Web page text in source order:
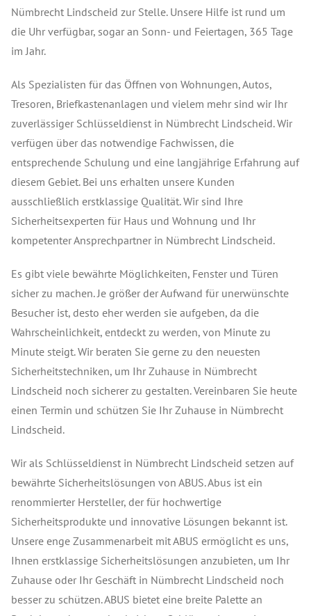
Nümbrecht Lindscheid zur Stelle. Unsere Hilfe ist rund um
die Uhr verfügbar, sogar an Sonn- und Feiertagen, 365 Tage
im Jahr.
Als Spezialisten für das Öffnen von Wohnungen, Autos,
Tresoren, Briefkastenanlagen und vielem mehr sind wir Ihr
zuverlässiger Schlüsseldienst in Nümbrecht Lindscheid. Wir
verfügen über das notwendige Fachwissen, die
entsprechende Schulung und eine langjährige Erfahrung auf
diesem Gebiet. Bei uns erhalten unsere Kunden
ausschließlich erstklassige Qualität. Wir sind Ihre
Sicherheitsexperten für Haus und Wohnung und Ihr
kompetenter Ansprechpartner in Nümbrecht Lindscheid.
Es gibt viele bewährte Möglichkeiten, Fenster und Türen
sicher zu machen. Je größer der Aufwand für unerwünschte
Besucher ist, desto eher werden sie aufgeben, da die
Wahrscheinlichkeit, entdeckt zu werden, von Minute zu
Minute steigt. Wir beraten Sie gerne zu den neuesten
Sicherheitstechniken, um Ihr Zuhause in Nümbrecht
Lindscheid noch sicherer zu gestalten. Vereinbaren Sie heute
einen Termin und schützen Sie Ihr Zuhause in Nümbrecht
Lindscheid.
Wir als Schlüsseldienst in Nümbrecht Lindscheid setzen auf
bewährte Sicherheitslösungen von ABUS. Abus ist ein
renommierter Hersteller, der für hochwertige
Sicherheitsprodukte und innovative Lösungen bekannt ist.
Unsere enge Zusammenarbeit mit ABUS ermöglicht es uns,
Ihnen erstklassige Sicherheitslösungen anzubieten, um Ihr
Zuhause oder Ihr Geschäft in Nümbrecht Lindscheid noch
besser zu schützen. ABUS bietet eine breite Palette an